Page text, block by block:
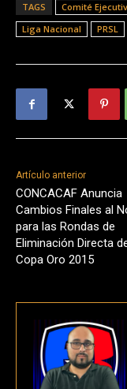
TAGS Comité
Liga Nacional
PRSL
Artículo anterior
CONCACAF Anuncia
Cambios Finales al
para las Rondas de
Eliminación Directa
Copa Oro 2015